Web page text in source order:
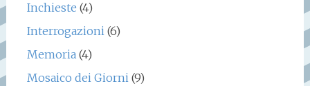
Inchieste (4)
Interrogazioni(6)
Memoria(4)
Mosaico dei Giorni(9)